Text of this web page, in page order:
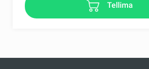
Tellima